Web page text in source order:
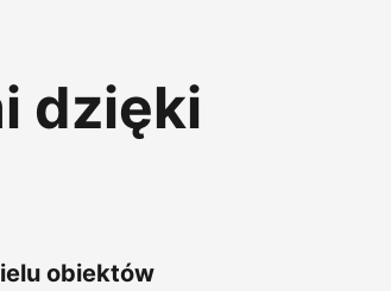
dzięki
obiektów